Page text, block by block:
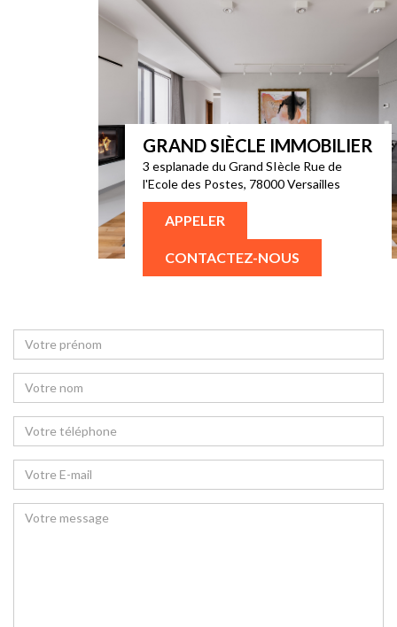
GRAND SIÈCLE IMMOBILIER
3 esplanade du Grand SIècle Rue de
l'Ecole des Postes, 78000 Versailles
APPELER
CONTACTEZ-NOUS